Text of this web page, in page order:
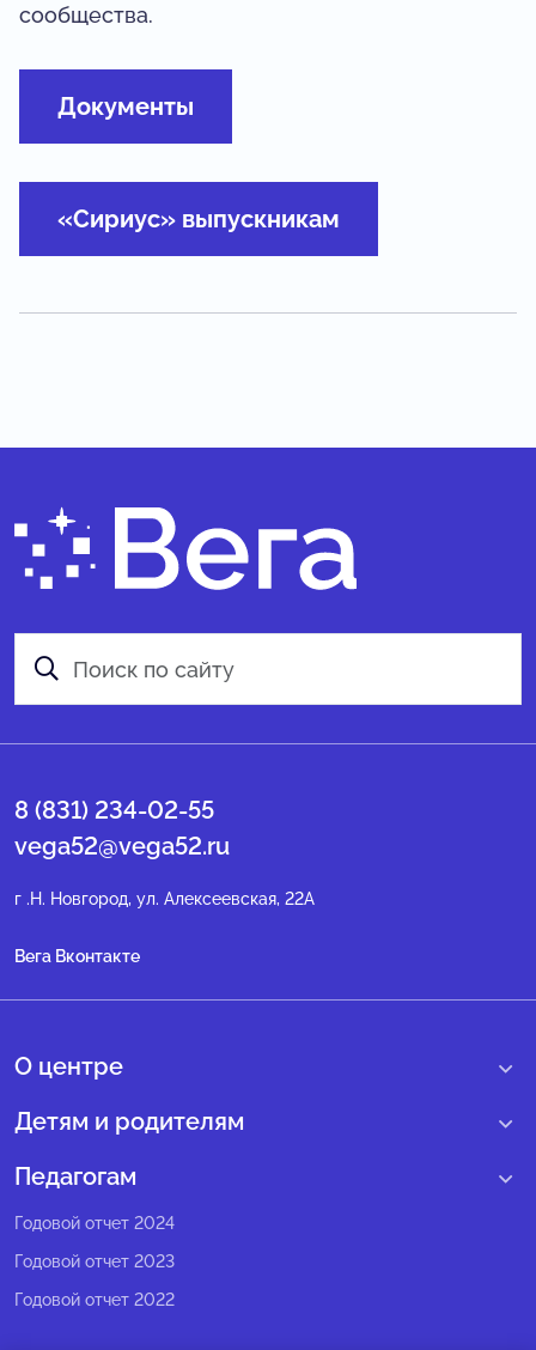
сообщества.
Документы
«Сириус» выпускникам
8 (831) 234-02-55
vega52@vega52.ru
г .Н. Новгород, ул. Алексеевская, 22А
Вега Вконтакте
О центре
О нас
Структура регионального центра
Педагогический состав
Попечительский совет
Экспертный совет
Детям и родителям
Учебные интенсивные сборы
Педагогам
Программы Веги
Программы Сириус
Методические рекомендации
Годовой отчет 2024
Годовой отчет 2023
Годовой отчет 2022